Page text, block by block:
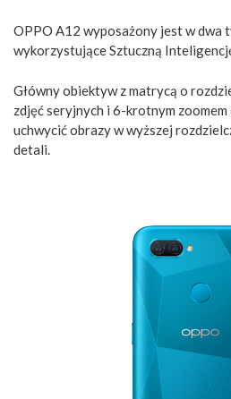
OPPO A12 wyposażony jest w dwa
wykorzystujące Sztuczną
Główny obiektyw z matrycą o
zdjęć seryjnych i 6-krotnym
uchwycić obrazy w wyższej
detali.